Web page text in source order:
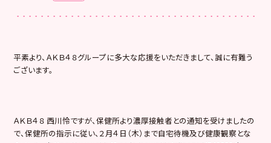
平素より、ＡＫＢ４８グループに多大な応援をいただきまして、誠に有難う
ございます。
ＡＫＢ４８ 西川怜ですが、保健所より濃厚接触者との通知を受けましたの
で、保健所の指示に従い、２月４日（木）まで自宅待機及び健康観察とな